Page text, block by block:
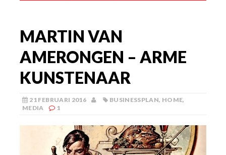
MARTIN VAN
AMERONGEN – ARME
KUNSTENAAR
21 FEBRUARI 2016 BUSINESSPLAN, HOME,
MEDIA
1